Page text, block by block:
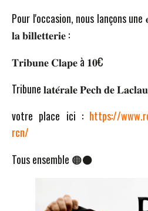
Pour l'occasion, nous lançons une
𝐥𝐚 𝐛𝐢𝐥𝐥𝐞𝐭𝐭𝐞𝐫𝐢𝐞 :
𝐓𝐫𝐢𝐛𝐮𝐧𝐞 𝐂𝐥𝐚𝐩𝐞 à 𝟏𝟎€
Tribune 𝐥𝐚𝐭𝐞́𝐫𝐚𝐥𝐞 𝐏𝐞𝐜𝐡 𝐝𝐞
votre place ici : https://
rcn/
Tous ensemble 🟠⚫